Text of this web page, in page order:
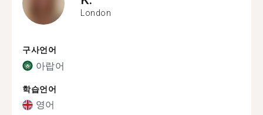
London
구사언어
아랍어
학습언어
영어